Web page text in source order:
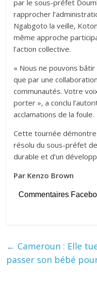
par le sous-préfet
rapprocher
Ngabgoto la veille,
même approche
l’action collective.
« Nous ne pouvons
que par une
communautés. Votre
porter », a conclu
acclamations de la foule.
Cette tournée
résolu du sous-préfet
durable et d’un
Par Kenzo Brown
Commentaires
← Cameroun : Elle
passer son bébé